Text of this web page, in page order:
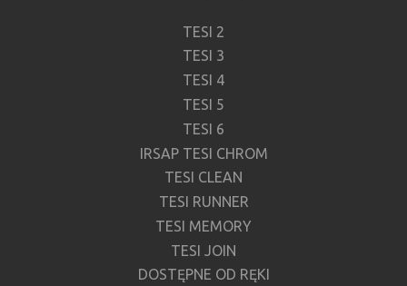
TESI 2
TESI 3
TESI 4
TESI 5
TESI 6
IRSAP TESI CHROM
TESI CLEAN
TESI RUNNER
TESI MEMORY
TESI JOIN
DOSTĘPNE OD RĘKI